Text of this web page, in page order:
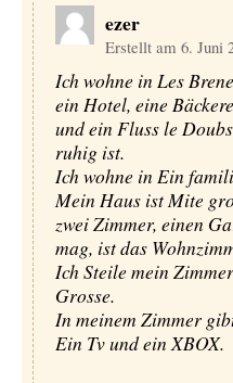
ezer
Erstellt am 6. Juni
Ich wohne in Les
ein Hotel, eine
und ein Fluss le
ruhig ist.
Ich wohne in Ein
Mein Haus ist Mite
zwei Zimmer, einen
mag, ist das
Ich Steile mein
Grosse.
In meinem Zimmer
Ein Tv und ein XBOX.